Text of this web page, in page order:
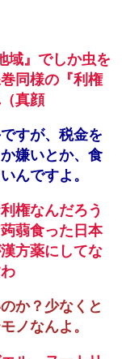
域』でしか虫を
同様の『利権
真顔
すが、税金を
嫌いとか、食
んですよ。
権なんだろう
蒻食った日本
方薬にしてな
か？少なくと
ノなんよ。